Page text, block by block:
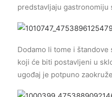
predstavljaju gastronomiju
Dodamo li tome i
koji će biti postavljeni u
ugođaj je potpuno